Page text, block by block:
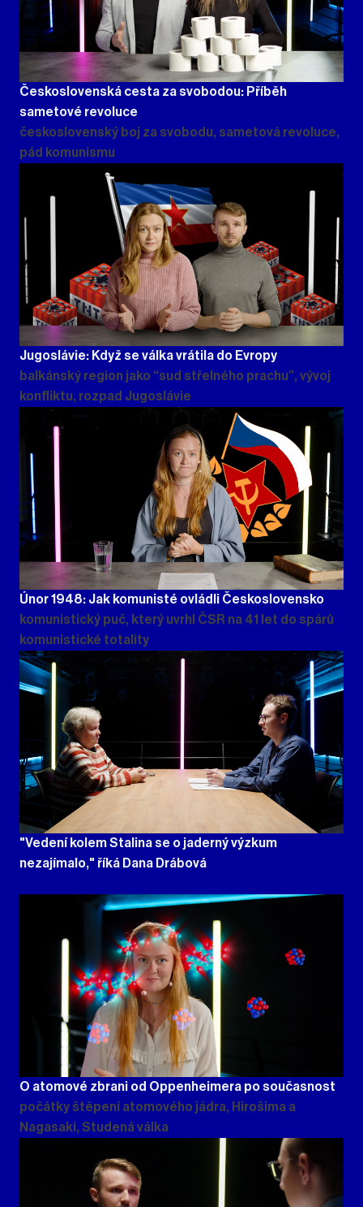
Československá cesta za svobodou: Příběh
sametové revoluce
československý boj za svobodu, sametová revoluce,
pád komunismu
Jugoslávie: Když se válka vrátila do Evropy
balkánský region jako “sud střelného prachu”, vývoj
konfliktu, rozpad Jugoslávie
Únor 1948: Jak komunisté ovládli Československo
komunistický puč, který uvrhl ČSR na 41 let do spárů
komunistické totality
"Vedení kolem Stalina se o jaderný výzkum
nezajímalo," říká Dana Drábová
O atomové zbrani od Oppenheimera po současnost
počátky štěpení atomového jádra, Hirošima a
Nagasaki, Studená válka